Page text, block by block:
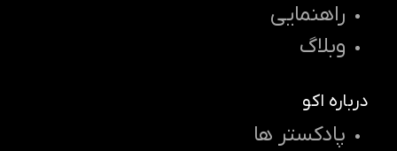
راهنمایی
وبلاگ
درباره اکو
پادکستر ها